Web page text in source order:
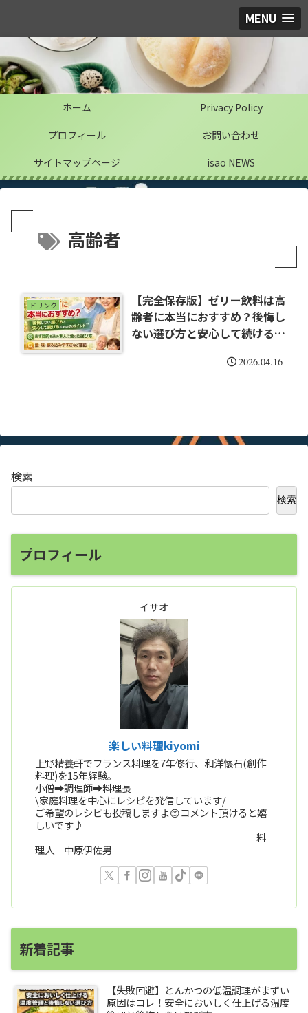
MENU
ホーム
Privacy Policy
プロフィール
お問い合わせ
サイトマップページ
isao NEWS
高齢者
ドリンク
【完全保存版】ゼリー飲料は高
齢者に本当におすすめ？後悔し
ない選び方と安心して続けるた
2026.04.16
検索
検索
プロフィール
イサオ
楽しい料理kiyomi
上野精養軒でフランス料理を7年修行、和洋懐石(創作
料理)を15年経験。
小僧➡️調理師➡️料理長
\家庭料理を中心にレシピを発信しています/
ご希望のレシピも投稿しますよ😊コメント頂けると嬉
しいです♪
料
理人 中原伊佐男
新着記事
【失敗回避】とんかつの低温調理がまずい
原因はコレ！安全においしく仕上げる温度